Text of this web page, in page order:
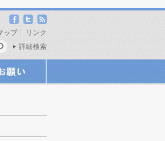
ップ
リンク
詳細検索